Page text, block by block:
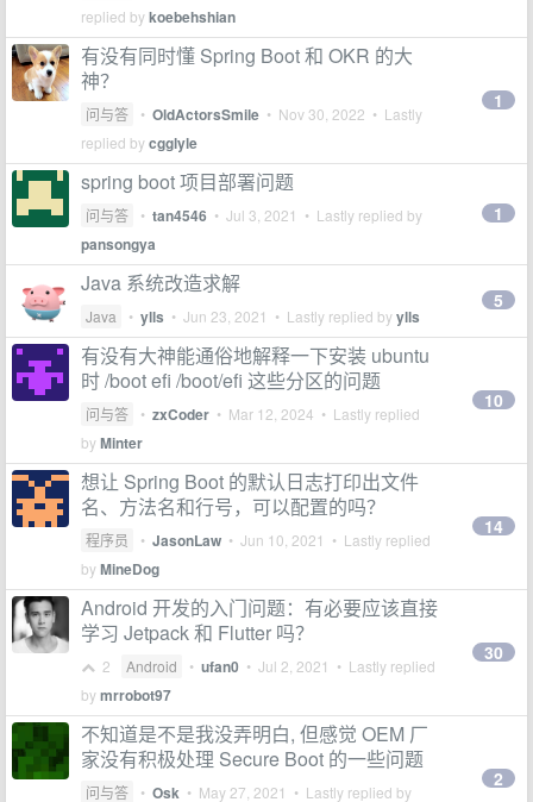
replied bykoebehshian
有没有同时懂 Spring Boot 和 OKR 的大
神？
问与答 • OldActorsSmile • Nov 30, 2022 • Lastly
replied bycgglyle
1
spring boot 项目部署问题
问与答 • tan4546 • Jul 3, 2021 • Lastly replied by
pansongya
1
Java 系统改造求解
Java • ylls • Jun 23, 2021 • Lastly replied byylls
5
有没有大神能通俗地解释一下安装 ubuntu
时 /boot efi /boot/efi 这些分区的问题
问与答 • zxCoder • Mar 12, 2024 • Lastly replied
byMinter
10
想让 Spring Boot 的默认日志打印出文件
名、方法名和行号，可以配置的吗？
程序员 • JasonLaw • Jun 10, 2021 • Lastly replied
byMineDog
14
Android 开发的入门问题：有必要应该直接
学习 Jetpack 和 Flutter 吗？
2 Android • ufan0 • Jul 2, 2021 • Lastly replied
bymrrobot97
30
不知道是不是我没弄明白, 但感觉 OEM 厂
家没有积极处理 Secure Boot 的一些问题
问与答 • Osk • May 27, 2021 • Lastly replied by
2